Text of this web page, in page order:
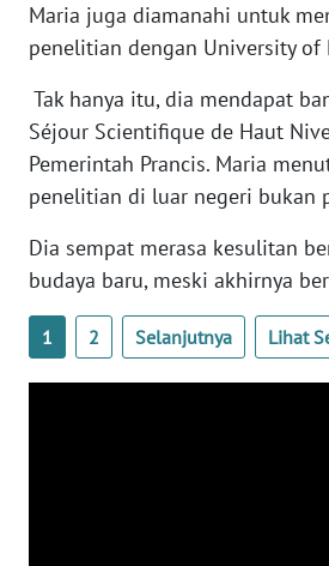
Maria juga diamanahi untuk
penelitian dengan University of
Tak hanya itu, dia mendapat
Séjour Scientifique de Haut
Pemerintah Prancis. Maria
penelitian di luar negeri bukan
Dia sempat merasa kesulitan
budaya baru, meski akhirnya
1 2 Selanjutnya Lihat
WN
WN
NTT
KEPRI
WN
PAPUA